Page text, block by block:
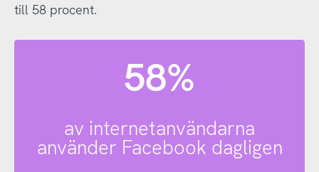
till 58 procent.
58%
av internetanvändarna
använder Facebook dagligen